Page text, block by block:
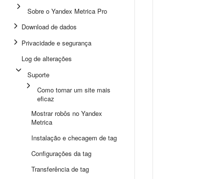
Sobre o Yandex Metrica Pro
Download de dados
Privacidade e segurança
Log de alterações
Suporte
Como tornar um site mais
eficaz
Mostrar robôs no Yandex
Metrica
Instalação e checagem de tag
Configurações da tag
Transferência de tag